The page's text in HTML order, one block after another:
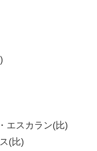
エスカラン(比)
(比)